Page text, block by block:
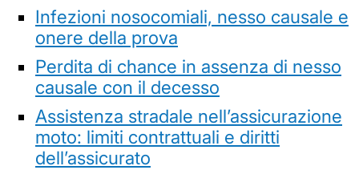
Infezioni nosocomiali, nesso causale e
onere della prova
Perdita di chance in assenza di nesso
causale con il decesso
Assistenza stradale nell’assicurazione
moto: limiti contrattuali e diritti
dell’assicurato